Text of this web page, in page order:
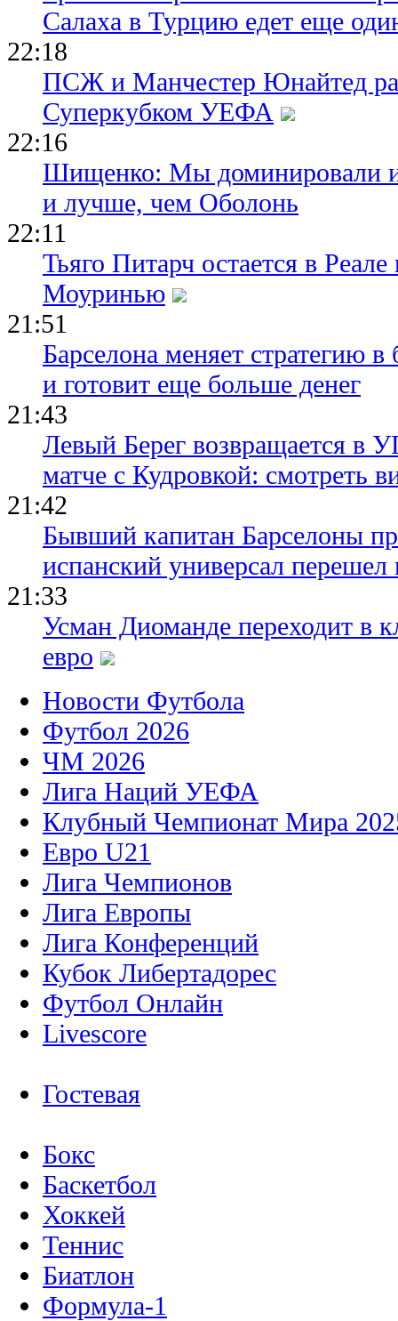
Салаха в Турцию едет еще
22:18
ПСЖ и Манчестер Юнайтед
Суперкубком УЕФА
22:16
Шищенко: Мы доминировали
и лучше, чем Оболонь
22:11
Тьяго Питарч остается в
Моуринью
21:51
Барселона меняет стратегию
и готовит еще больше денег
21:43
Левый Берег возвращается в
матче с Кудровкой: смотреть
21:42
Бывший капитан Барселоны
испанский универсал перешел
21:33
Усман Диоманде переходит в
евро
Новости Футбола
Футбол 2026
ЧМ 2026
Лига Наций УЕФА
Клубный Чемпионат Мира
Евро U21
Лига Чемпионов
Лига Европы
Лига Конференций
Кубок Либертадорес
Футбол Онлайн
Livescore
Гостевая
Бокс
Баскетбол
Хоккей
Теннис
Биатлон
Формула-1